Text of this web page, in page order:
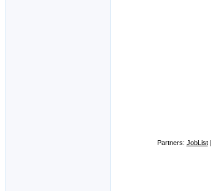
Partners: JobList|